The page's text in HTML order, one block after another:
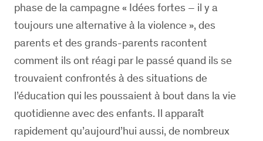
phase de la campagne « Idées fortes – il y a
toujours une alternative à la violence », des
parents et des grands-parents racontent
comment ils ont réagi par le passé quand ils se
trouvaient confrontés à des situations de
l’éducation qui les poussaient à bout dans la vie
quotidienne avec des enfants. Il apparaît
rapidement qu’aujourd’hui aussi, de nombreux